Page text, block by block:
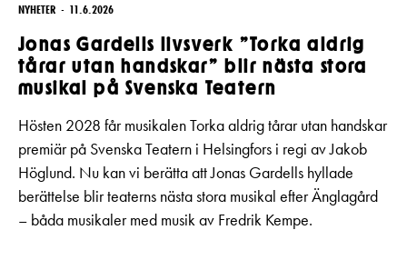
NYHETER 11.6.2026
Jonas Gardells livsverk ”Torka aldrig
tårar utan handskar” blir nästa stora
musikal på Svenska Teatern
Hösten 2028 får musikalen Torka aldrig tårar utan handskar
premiär på Svenska Teatern i Helsingfors i regi av Jakob
Höglund. Nu kan vi berätta att Jonas Gardells hyllade
berättelse blir teaterns nästa stora musikal efter Änglagård
– båda musikaler med musik av Fredrik Kempe.